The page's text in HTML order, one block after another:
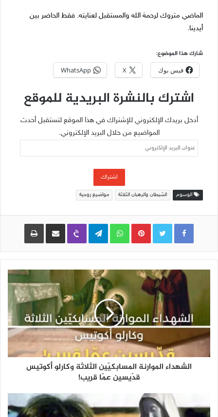
الماضي متروك لرحمة الله والمستقبل لعنايته. فقط الحاضر بين
أيدينا.
شارك هذا الموضوع:
فيس بوك X
WhatsApp
اشترك بالنشرة البريدية للموقع
أدخل بريدك الإلكتروني للإشتراك في هذا الموقع لتستقبل أحدث
المواضيع من خلال البريد الإلكتروني.
عنوان
البريد
اشتراك
الوسوم الشيطان والرهبان الثلاثة مواضيع روحية
Pinterest
WhatsApp
Telegram
Viber مشاركة عبر البريد طباعة
الشهداء الموارنة المسابكيّين الثلاثة وكارلو أكوتيس
قدّيسين عمّا قريب!